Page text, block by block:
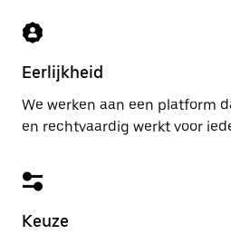
Eerlijkheid
We werken aan een platform
en rechtvaardig werkt voor
Keuze